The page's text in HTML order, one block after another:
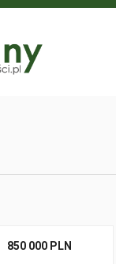
850 000 PLN